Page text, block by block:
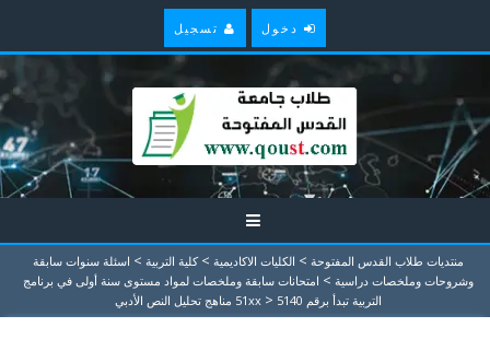
دخول تسجيل
منتديات طلاب القدس المفتوحة > الكليات الاكاديمية > كلية التربية > اسئلة سنوات سابقة
وشروحات وملخصات دراسية > امتحانات سابقة وملخصات لمواد مستوى سنة أولى في برنامج
التربية تبدأ برقم 51xx
> 5140 مناهج تحليل النص الأدبي